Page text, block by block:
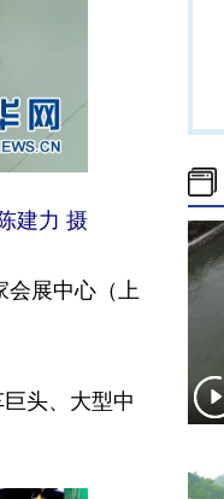
建力 摄
展中心（上
头、大型中